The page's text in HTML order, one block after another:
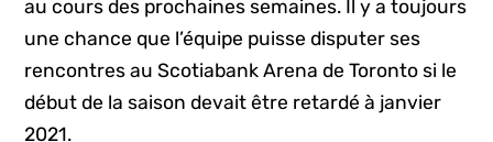
au cours des prochaines semaines. Il y a toujours
une chance que l’équipe puisse disputer ses
rencontres au Scotiabank Arena de Toronto si le
début de la saison devait être retardé à janvier
2021.